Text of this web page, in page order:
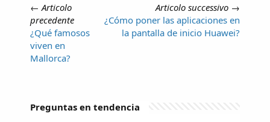
← Articolo
precedente
¿Qué famosos
viven en
Mallorca?
Articolo successivo →
¿Cómo poner las aplicaciones en
la pantalla de inicio Huawei?
Preguntas en tendencia